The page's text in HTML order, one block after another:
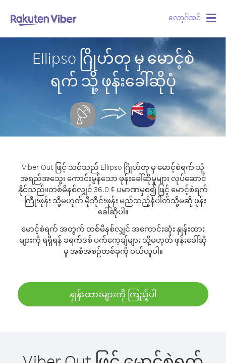
လော့ဂ်အင်
Ellipso ဂြိုဟ်တု မှ မောင့်စဲ
ရက် သို့ ဖုန်းခေါ်ဆိုပုံ
Viber Out ဖြင့် သင်သည် Ellipso ဂြိုဟ်တု မှ မောင့်စဲရက် သို့
အရည်အသွေး ကောင်းမွန်သော ဖုန်းခေါ်ဆိုမှုများ လုပ်ဆောင်
နိုင်သည်။တစ်မိနစ်လျှင် 36.0 ¢ ပမာဏမှစ၍ ဖြင့် မောင့်စဲရက်
- ကြိုးဖုန်း သို့မဟုတ် မိုဘိုင်းဖုန်း မည်သည့်နံပါတ်သို့မဆို ဖုန်း
ခေါ်ဆိုပါ။
မောင့်စဲရက် အတွက် တစ်မိနစ်လျှင် အကောင်းဆုံး နှုန်းထား
များကို ရရှိရန် ခရက်ဒစ် ပက်ကေ့ချ်များ သို့မဟုတ် ဖုန်းခေါ်ဆို
မှု အစီအစဉ်တစ်ခုကို ဝယ်ယူပါ။
နှုန်းထားများကို ကြည့်ပါ